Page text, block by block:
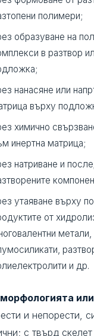
полимери;
образуване на
в разтвор
нанасяне или
върху
химично
инертна матрица;
натриване и
утаяване върху
от
и др.
и непорести,
с твърд